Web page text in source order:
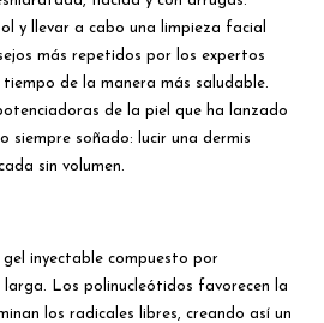
y llevar a cabo una limpieza facial
más repetidos por los expertos
de la manera más saludable.
de la piel que ha lanzado
siempre soñado: lucir una dermis
sin volumen.
gel inyectable compuesto por
Los polinucleótidos favorecen la
los radicales libres, creando así un